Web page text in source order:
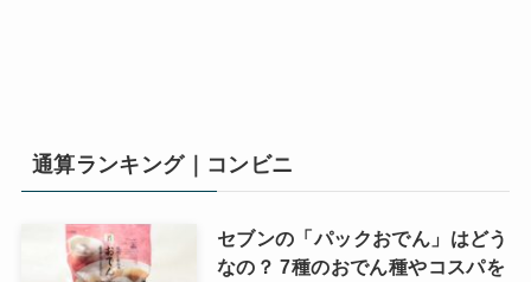
通算ランキング｜コンビニ
セブンの「パックおでん」はどう
なの？ 7種のおでん種やコスパを